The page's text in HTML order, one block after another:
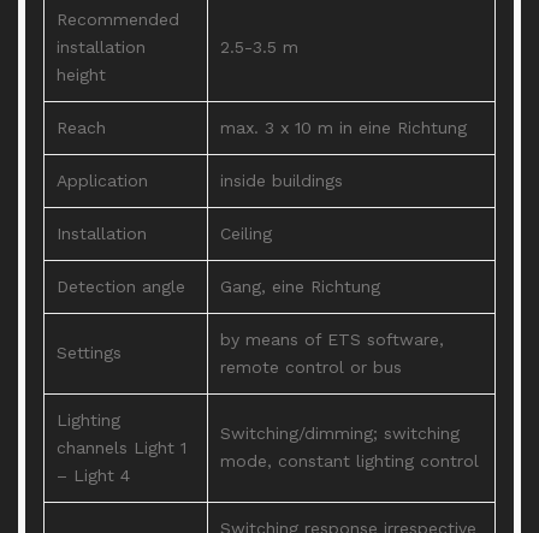
Recommended
installation
height
2.5-3.5 m
Reach max. 3 x 10 m in eine Richtung
Application inside buildings
Installation Ceiling
Detection angle Gang, eine Richtung
Settings
by means of ETS software,
remote control or bus
Lighting
channels Light 1
– Light 4
Switching/dimming; switching
mode, constant lighting control
Switching response irrespective